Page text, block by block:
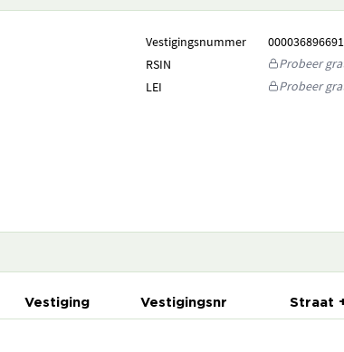
Vestigingsnummer
000036896691
RSIN
Probeer
LEI
Probeer
Vestiging Vestigingsnr Straat